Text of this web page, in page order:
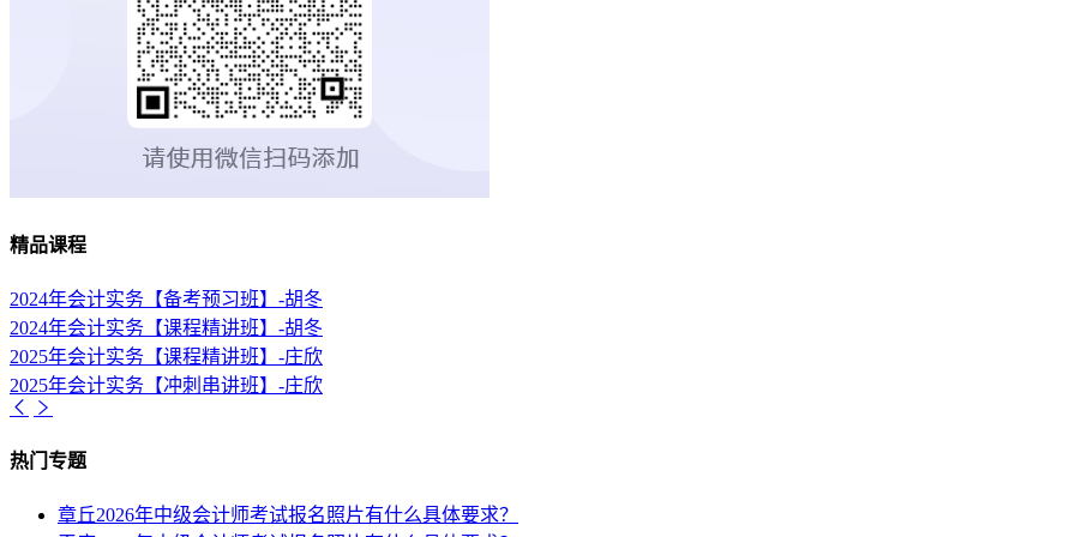
精品课程
2024年会计实务【备考预习班】-胡冬
2024年会计实务【课程精讲班】-胡冬
2025年会计实务【课程精讲班】-庄欣
2025年会计实务【冲刺串讲班】-庄欣
热门专题
章丘2026年中级会计师考试报名照片有什么具体要求？